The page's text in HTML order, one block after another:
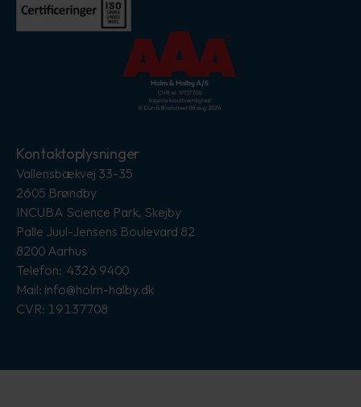
Kontaktoplysninger
Vallensbækvej 33-35
2605 Brøndby
INCUBA Science Park, Skejby
Palle Juul-Jensens Boulevard 82
8200 Aarhus
Telefon: 4326 9400
Mail: info@holm-halby.dk
CVR: 19137708